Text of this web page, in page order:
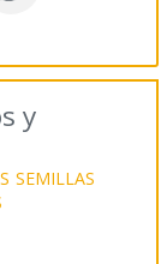
y
SEMILLAS